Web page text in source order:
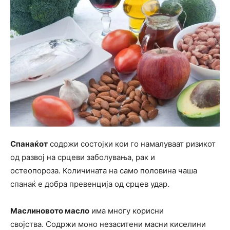
Спанаќот содржи состојки кои го намалуваат ризикот
од развој на срцеви заболувања, рак и
остеопороза. Количината на само половина чаша
спанаќ е добра превенција од срцев удар.
Маслиновото масло има многу корисни
својства. Содржи моно незаситени масни киселини